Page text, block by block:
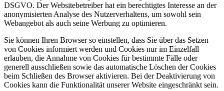
DSGVO. Der Websitebetreiber hat ein berechtigtes Interesse an der
anonymisierten Analyse des Nutzerverhaltens, um sowohl sein
Webangebot als auch seine Werbung zu optimieren.
Sie können Ihren Browser so einstellen, dass Sie über das Setzen
von Cookies informiert werden und Cookies nur im Einzelfall
erlauben, die Annahme von Cookies für bestimmte Fälle oder
generell ausschließen sowie das automatische Löschen der Cookies
beim Schließen des Browser aktivieren. Bei der Deaktivierung von
Cookies kann die Funktionalität unserer Website eingeschränkt sein.